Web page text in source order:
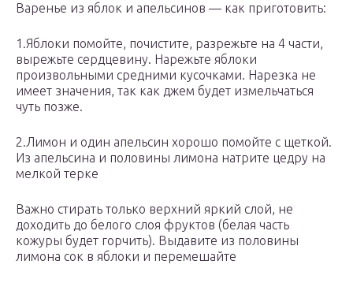
Варенье из яблок и апельсинов — как приготовить:
1.Яблоки помойте, почистите, разрежьте на 4 части,
вырежьте сердцевину. Нарежьте яблоки
произвольными средними кусочками. Нарезка не
имеет значения, так как джем будет измельчаться
чуть позже.
2.Лимон и один апельсин хорошо помойте с щеткой.
Из апельсина и половины лимона натрите цедру на
мелкой терке
Важно стирать только верхний яркий слой, не
доходить до белого слоя фруктов (белая часть
кожуры будет горчить). Выдавите из половины
лимона сок в яблоки и перемешайте